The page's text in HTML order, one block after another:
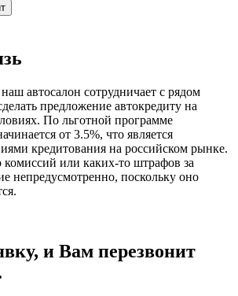
автосалон сотрудничает с рядом
предложение автокредиту на
По льготной программе
от 3.5%, что является
кредитования на российском рынке.
комиссий или каких-то штрафов за
непредусмотренно, поскольку оно
и Вам перезвонит